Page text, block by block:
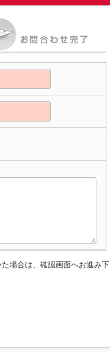
場合は、確認画面へお進み下